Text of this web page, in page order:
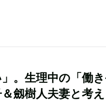
。生理中の「働き
劔樹人夫妻と考